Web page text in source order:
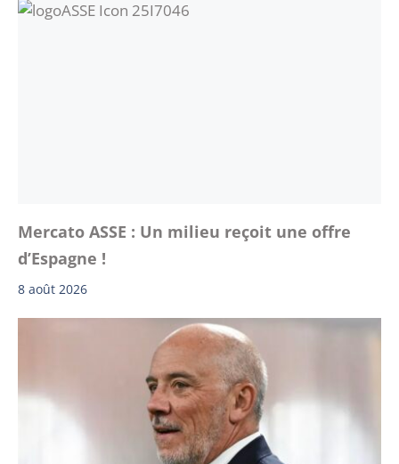
Mercato ASSE : Un milieu reçoit une offre
d’Espagne !
8 août 2026